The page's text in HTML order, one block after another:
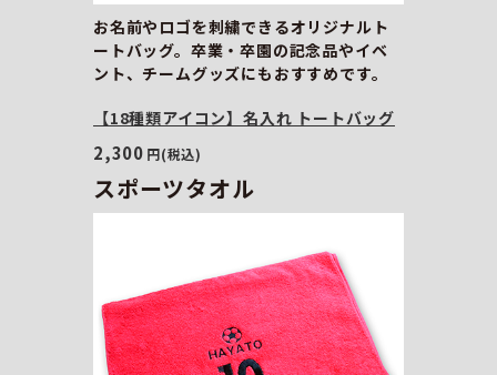
お名前やロゴを刺繍できるオリジナルト
ートバッグ。卒業・卒園の記念品やイベ
ント、チームグッズにもおすすめです。
【18種類アイコン】名入れ トートバッグ
2,300 円(税込)
スポーツタオル